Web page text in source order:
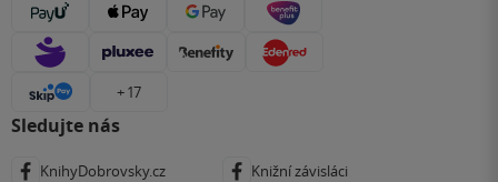
+ 17
Sledujte nás
KnihyDobrovsky.cz
Knižní závisláci